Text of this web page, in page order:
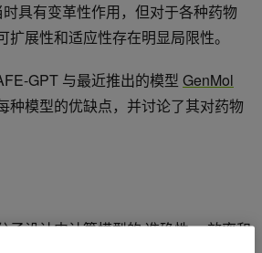
具有变革性作用，但对于各种药物
展性和适应性存在明显局限性。
GPT 与最近推出的模型 GenMol
种模型的优缺点，并讨论了其对药物
子设计中计算模型的准确性、效率和